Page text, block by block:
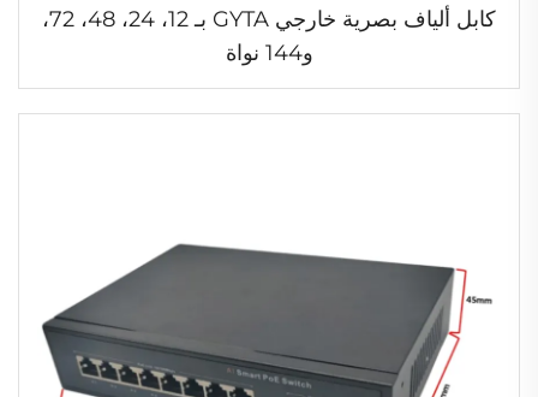
كابل ألياف بصرية خارجي GYTA بـ 12، 24، 48، 72،
و144 نواة